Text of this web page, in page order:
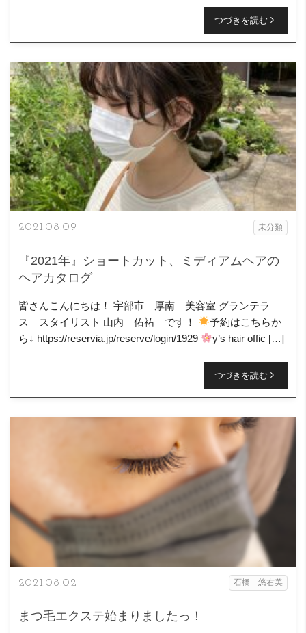
つづきを読む
『2021年』ショートカット、ミディアムヘアの
ヘアカタログ
2021.08.09 未分類
皆さんこんにちは！ 宇部市 厚南 美容室 グランテラ
ス スタイリスト 山内 佑祐 です！
予約はこちらか
ら↓ https://reservia.jp/reserve/login/1929
y’s hair offic […]
つづきを読む
まつ毛エクステ始まりましたっ！
2021.08.02 石橋 悠右美